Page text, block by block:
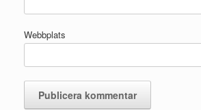
Webbplats